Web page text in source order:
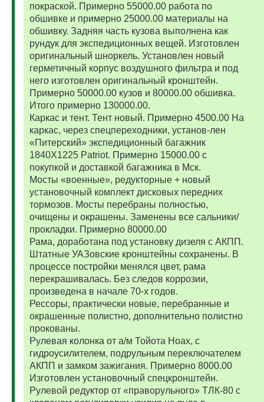
покраской. Примерно 55000.00 работа по
обшивке и примерно 25000.00 материалы на
обшивку. Задняя часть кузова выполнена как
рундук для экспедиционных вещей. Изготовлен
оригинальный шноркель. Установлен новый
герметичный корпус воздушного фильтра и под
него изготовлен оригинальный кронштейн.
Примерно 50000.00 кузов и 80000.00 обшивка.
Итого примерно 130000.00.
Каркас и тент. Тент новый. Примерно 4500.00 На
каркас, через спецпереходники, установ-лен
«Питерский» экспедиционный багажник
1840Х1225 Patriot. Примерно 15000.00 с
покупкой и доставкой багажника в Мск.
Мосты «военные», редукторные + новый
установочный комплект дисковых передних
тормозов. Мосты перебраны полностью,
очищены и окрашены. Заменены все сальники/
прокладки. Примерно 80000.00
Рама, доработана под установку дизеля с АКПП.
Штатные УАЗовские кронштейны сохранены. В
процессе постройки менялся цвет, рама
перекрашивалась. Без следов коррозии,
произведена в начале 70-х годов.
Рессоры, практически новые, перебранные и
окрашенные полистно, дополнительно полистно
прокованы.
Рулевая колонка от а/м Тойота Ноах, с
гидроусилителем, подрульным переключателем
АКПП и замком зажигания. Примерно 8000.00
Изготовлен установочный спецкронштейн.
Рулевой редуктор от «праворульного» ТЛК-80 с